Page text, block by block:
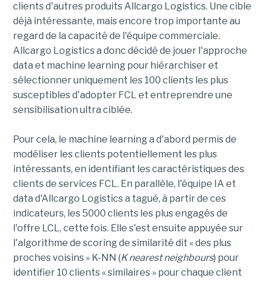
clients d'autres produits Allcargo Logistics. Une cible
déjà intéressante, mais encore trop importante au
regard de la capacité de l'équipe commerciale.
Allcargo Logistics a donc décidé de jouer l'approche
data et machine learning pour hiérarchiser et
sélectionner uniquement les 100 clients les plus
susceptibles d'adopter FCL et entreprendre une
sensibilisation ultra ciblée.
Pour cela, le machine learning a d'abord permis de
modéliser les clients potentiellement les plus
intéressants, en identifiant les caractéristiques des
clients de services FCL. En parallèle, l'équipe IA et
data d'Allcargo Logistics a tagué, à partir de ces
indicateurs, les 5000 clients les plus engagés de
l'offre LCL, cette fois. Elle s'est ensuite appuyée sur
l'algorithme de scoring de similarité dit « des plus
proches voisins » K-NN (K nearest neighbours) pour
identifier 10 clients « similaires » pour chaque client